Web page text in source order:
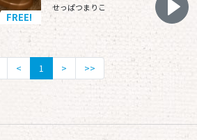
FREE!
せっぱつまりこ
< 1 > >>